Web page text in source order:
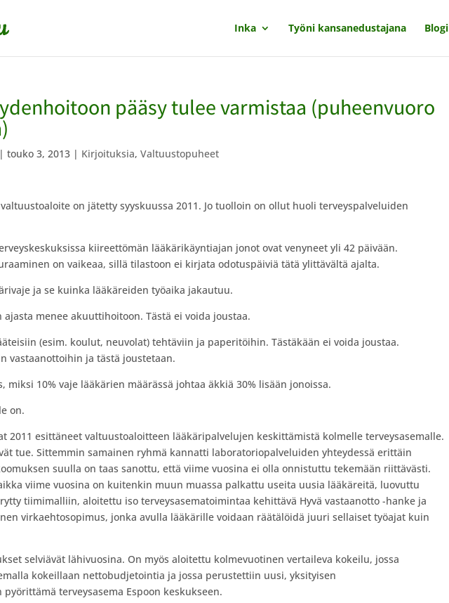
Inka Työni kansanedustajana Blogi
pääsy tulee varmistaa (puheenvuoro
|touko 3, 2013 | Kirjoituksia,Valtuustopuheet
on jätetty syyskuussa 2011. Jo tuolloin on ollut huoli terveyspalveluiden
kiireettömän lääkärikäyntiajan jonot ovat venyneet yli 42 päivään.
on vaikeaa, sillä tilastoon ei kirjata odotuspäiviä tätä ylittävältä ajalta.
ja se kuinka lääkäreiden työaika jakautuu.
ajasta menee akuuttihoitoon. Tästä ei voida joustaa.
(esim. koulut, neuvolat) tehtäviin ja paperitöihin. Tästäkään ei voida joustaa.
vastaanottoihin ja tästä joustetaan.
miksi 10% vaje lääkärien määrässä johtaa äkkiä 30% lisään jonoissa.
on.
2011 esittäneet valtuustoaloitteen lääkäripalvelujen keskittämistä kolmelle terveysasemalle.
tue. Sittemmin samainen ryhmä kannatti laboratoriopalveluiden yhteydessä erittäin
suulla on taas sanottu, että viime vuosina ei olla onnistuttu tekemään riittävästi.
viime vuosina on kuitenkin muun muassa palkattu useita uusia lääkäreitä, luovuttu
tiimimalliin, aloitettu iso terveysasematoimintaa kehittävä Hyvä vastaanotto -hanke ja
virkaehtosopimus, jonka avulla lääkärille voidaan räätälöidä juuri sellaiset työajat kuin
selviävät lähivuosina. On myös aloitettu kolmevuotinen vertaileva kokeilu, jossa
kokeillaan nettobudjetointia ja jossa perustettiin uusi, yksityisen
terveysasema Espoon keskukseen.